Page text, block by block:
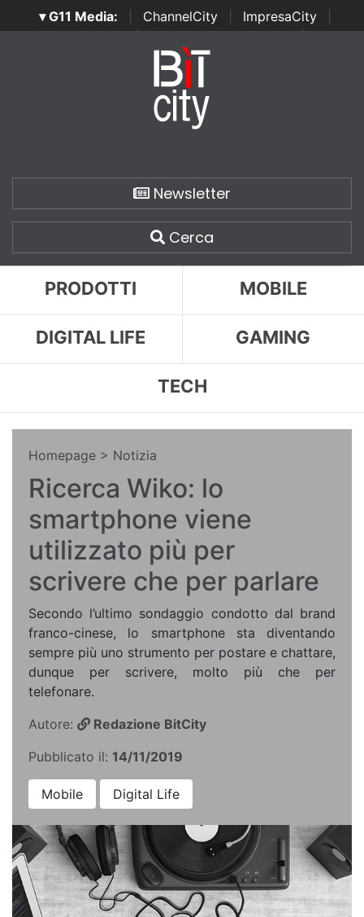
▾ G11 Media: ChannelCity ImpresaCity
SecurityOpenLab | Italian Channel Awards | Italian
Italian Security Awards
Newsletter
Cerca
PRODOTTI MOBILE
DIGITAL LIFE GAMING
TECH
Homepage > Notizia
Ricerca Wiko: lo
smartphone viene
utilizzato più per
scrivere che per parlare
Secondo l’ultimo sondaggio condotto dal brand
franco-cinese, lo smartphone sta diventando
sempre più uno strumento per postare e chattare,
dunque per scrivere, molto più che per
telefonare.
Autore:
Redazione BitCity
Pubblicato il: 14/11/2019
Mobile Digital Life